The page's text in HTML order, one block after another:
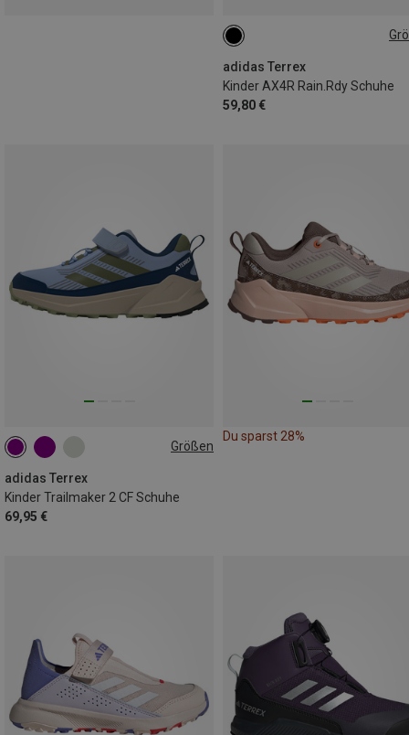
adidas Terrex
Kinder AX4R Rain.Rdy Schuhe
59,80 €
30
37|37.5
38.5|39
Größen
adidas Terrex
Kinder Trailmaker 2 CF Schuhe
69,95 €
29 31.5
Du sparst 28%